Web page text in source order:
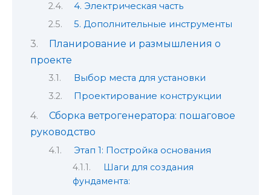
4. Электрическая часть
5. Дополнительные инструменты
Планирование и размышления о
проекте
Выбор места для установки
Проектирование конструкции
Сборка ветрогенератора: пошаговое
руководство
Этап 1: Постройка основания
Шаги для создания
фундамента: